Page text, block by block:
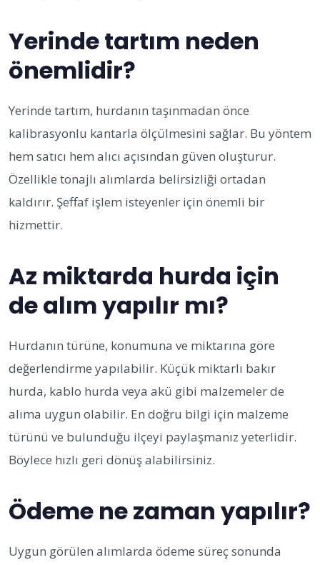
Yerinde tartım neden
önemlidir?
Yerinde tartım, hurdanın taşınmadan önce
kalibrasyonlu kantarla ölçülmesini sağlar. Bu yöntem
hem satıcı hem alıcı açısından güven oluşturur.
Özellikle tonajlı alımlarda belirsizliği ortadan
kaldırır. Şeffaf işlem isteyenler için önemli bir
hizmettir.
Az miktarda hurda için
de alım yapılır mı?
Hurdanın türüne, konumuna ve miktarına göre
değerlendirme yapılabilir. Küçük miktarlı bakır
hurda, kablo hurda veya akü gibi malzemeler de
alıma uygun olabilir. En doğru bilgi için malzeme
türünü ve bulunduğu ilçeyi paylaşmanız yeterlidir.
Böylece hızlı geri dönüş alabilirsiniz.
Ödeme ne zaman yapılır?
Uygun görülen alımlarda ödeme süreç sonunda